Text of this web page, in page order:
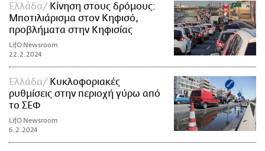
Ελλάδα
Κίνηση στους δρόμους:
Μποτιλιάρισμα στον Κηφισό,
προβλήματα στην Κηφισίας
LifO Newsroom
22.2.2024
Ελλάδα
Κυκλοφοριακές
ρυθμίσεις στην περιοχή γύρω από
το ΣΕΦ
LifO Newsroom
6.2.2024